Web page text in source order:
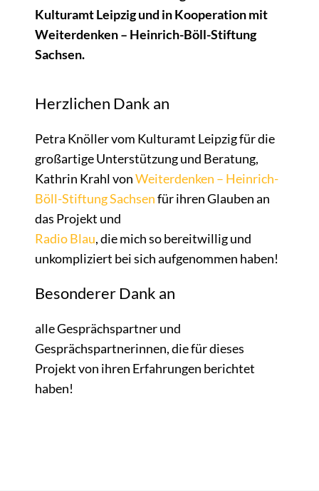
Kulturamt Leipzig und in Kooperation mit
Weiterdenken – Heinrich-Böll-Stiftung
Sachsen.
Herzlichen Dank an
Petra Knöller vom Kulturamt Leipzig für die
großartige Unterstützung und Beratung,
Kathrin Krahl vonWeiterdenken – Heinrich-
Böll-Stiftung Sachsenfür ihren Glauben an
das Projekt und
Radio Blau, die mich so bereitwillig und
unkompliziert bei sich aufgenommen haben!
Besonderer Dank an
alle Gesprächspartner und
Gesprächspartnerinnen, die für dieses
Projekt von ihren Erfahrungen berichtet
haben!